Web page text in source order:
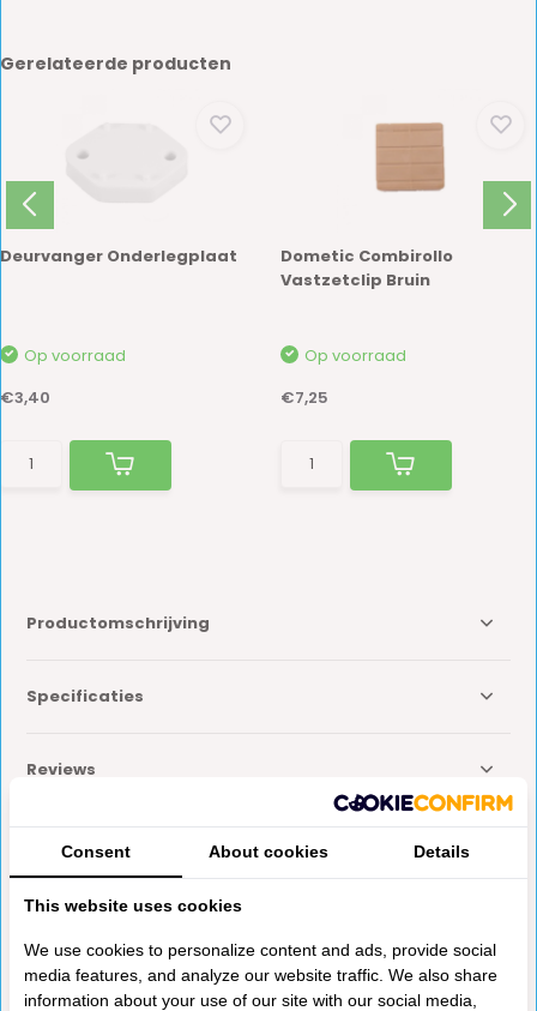
Gerelateerde producten
Deurvanger Onderlegplaat
Op voorraad
€3,40
Dometic Combirollo
Vastzetclip Bruin
Op voorraad
€7,25
Productomschrijving
Specificaties
Reviews
Delen
Anderen kochten ook
Consent About cookies Details
This website uses cookies
We use cookies to personalize content and ads, provide social
media features, and analyze our website traffic. We also share
information about your use of our site with our social media,